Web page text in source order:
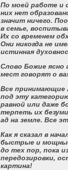
По моей работе и
них нет
значит ничего.
в семье,
Их со временем
Они никогда не
истинная
Слово Божие ясно
мест говорят о
Все принимающие
под эту
равной или даже
терпеть их
ад на земле. Все
Как я сказал в
быстрые и мощные
до тех пор, пока
передозировки,
картина!